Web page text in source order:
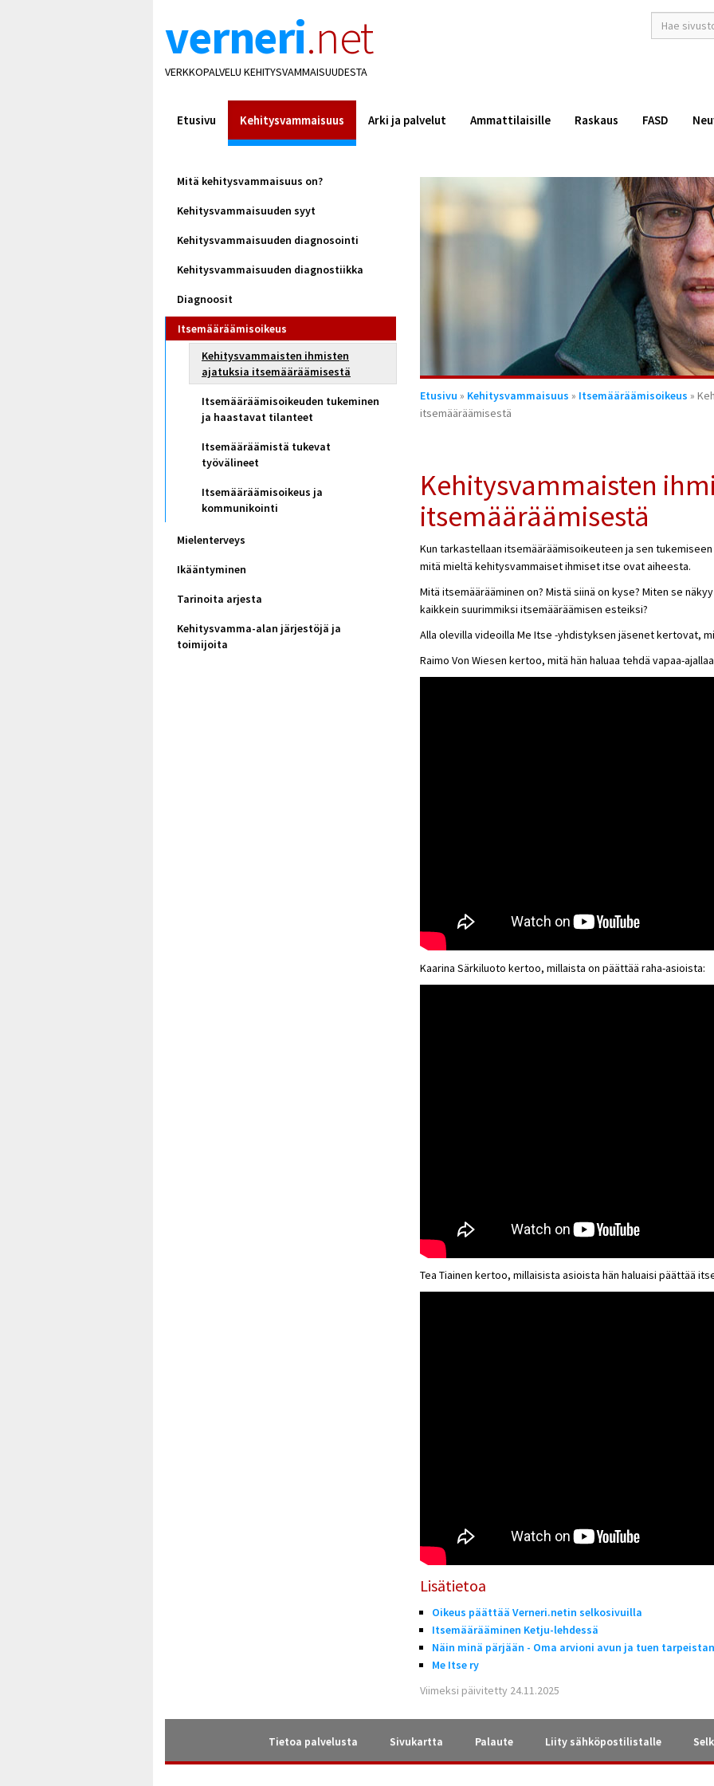
verneri.net
VERKKOPALVELU KEHITYSVAMMAISUUDESTA
hakusana(t)
*
Etusivu Kehitysvammaisuus Arki ja palvelut Ammattilaisille Raskaus FASD
Mitä kehitysvammaisuus on?
Kehitysvammaisuuden syyt
Kehitysvammaisuuden diagnosointi
Kehitysvammaisuuden diagnostiikka
Diagnoosit
Itsemääräämisoikeus
Kehitysvammaisten ihmisten
ajatuksia itsemääräämisestä
Itsemääräämisoikeuden tukeminen
ja haastavat tilanteet
Itsemääräämistä tukevat
työvälineet
Itsemääräämisoikeus ja
kommunikointi
Mielenterveys
Ikääntyminen
Tarinoita arjesta
Kehitysvamma-alan järjestöjä ja
toimijoita
Olet
täällä
Etusivu » Kehitysvammaisuus » Itsemääräämisoikeus »
itsemääräämisestä
Kehitysvammaisten
itsemääräämisestä
Kun tarkastellaan itsemääräämisoikeuteen ja sen
mitä mieltä kehitysvammaiset ihmiset itse ovat aiheesta.
Mitä itsemäärääminen on? Mistä siinä on kyse? Miten se
kaikkein suurimmiksi itsemääräämisen esteiksi?
Alla olevilla videoilla Me Itse -yhdistyksen jäsenet kertovat,
Raimo Von Wiesen kertoo, mitä hän haluaa tehdä vapaa-
Kaarina Särkiluoto kertoo, millaista on päättää raha-asioista:
Tea Tiainen kertoo, millaisista asioista hän haluaisi päättää
Lisätietoa
Oikeus päättää Verneri.netin selkosivuilla
Itsemäärääminen Ketju-lehdessä
Näin minä pärjään - Oma arvioni avun ja tuen
Me Itse ry
Viimeksi päivitetty 24.11.2025
Tietoa palvelusta Sivukartta Palaute Liity sähköpostilistalle